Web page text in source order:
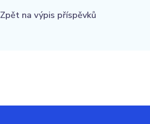
Zpět na výpis příspěvků